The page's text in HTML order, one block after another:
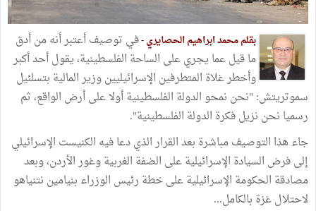
بقلم محمد ابراهيم الحصايري -في توصيف أعتبر أنه من أدق
ما قيل عما يجري على الساحة الفلسطينية، يقول أحد أكبر
وأخطر غلاة المتطرفين الإسرائيليين وزير المالية بتسلئيل
سموتريتش: "نحن نمحو الدولة الفلسطينية أولا على أرض الواقع، ثم
رسميا نحن نزيل فكرة الدولة الفلسطينية".
جاء هذا التوصيف مباشرة بعد القرار الذي دعا فيه الكنيست الإسرائيلي
إلى فرض السيادة الإسرائيلية على الضفة الغربية وغور الأردن، وبعد
مصادقة الحكومة الإسرائيلية على خطة رئيس الوزراء بنيامين نتنياهو
لاحتلال غزة بالكامل...